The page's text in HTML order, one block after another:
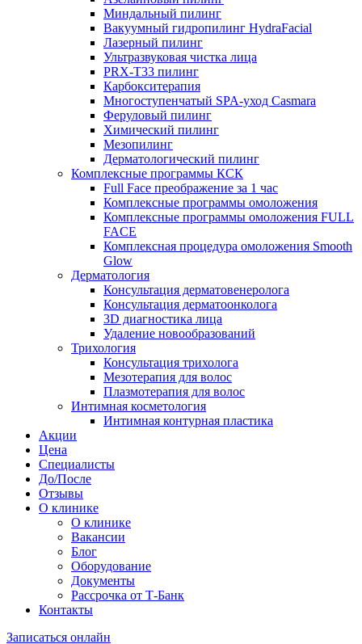
Миндальный пилинг
Вакуумный гидропилинг HydraFacial
Лазерный пилинг
Ультразвуковая чистка лица
PRX-T33 пилинг
Карбокситерапия
Многоступенчатый SPA-уход Сasmara
Феруловый пилинг
Химический пилинг
Мезопилинг
Дерматологический пилинг
Комплексные программы КСК
Full Face преображение за 1 час
Комплексные программы омоложения
Комплексные программы омоложения FULL
FACE
Комплексная процедура омоложения Smooth
Glow
Дерматология
Консультация дерматовенеролога
Консультация дерматоонколога
3D диагностика лица
Удаление новообразований
Трихология
Консультация трихолога
Мезотерапия для волос
Плазмотерапия для волос
Интимная косметология
Интимная контурная пластика
Акции
Цена
Специалисты
До/После
Отзывы
О клинике
О клинике
Вакансии
Блог
Оборудование
Документы
Рассрочка от Т-Банк
Контакты
Записаться онлайн